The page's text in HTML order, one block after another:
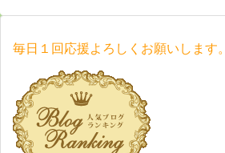
毎日１回応援よろしくお願いします。